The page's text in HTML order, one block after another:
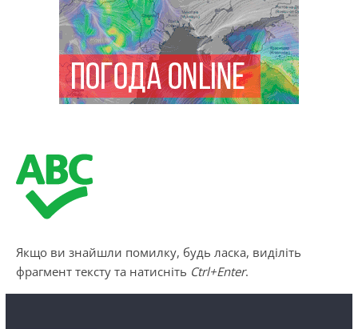
Якщо ви знайшли помилку, будь ласка, виділіть
фрагмент тексту та натисніть Ctrl+Enter.